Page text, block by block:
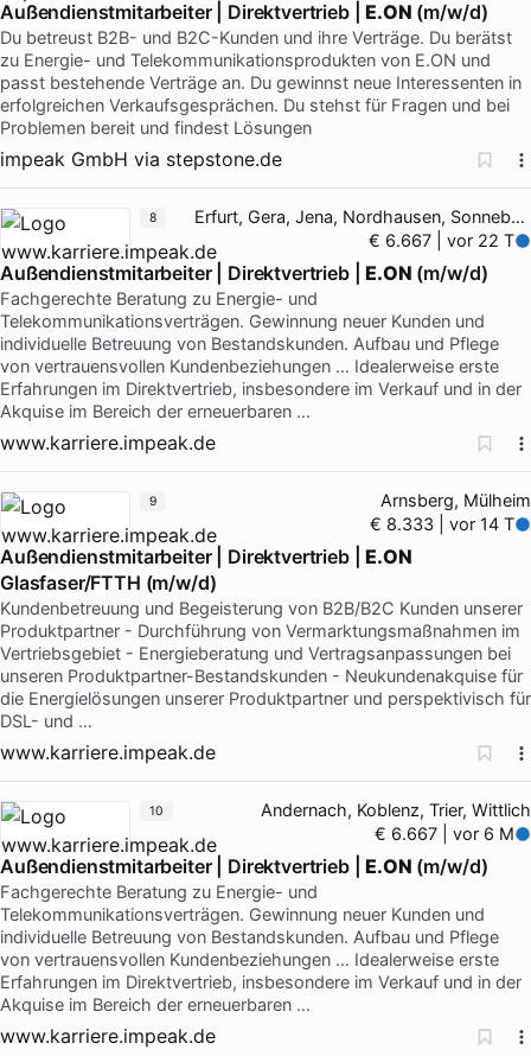
Außendienstmitarbeiter | Direktvertrieb |E.ON (m/w/d)
Du betreust B2B- und B2C-Kunden und ihre Verträge. Du berätst
zu Energie- und Telekommunikationsprodukten von E.ON und
passt bestehende Verträge an. Du gewinnst neue Interessenten in
erfolgreichen Verkaufsgesprächen. Du stehst für Fragen und bei
Problemen bereit und findest Lösungen
impeak GmbH via stepstone.de
Erfurt, Gera, Jena, Nordhausen, Sonneberg
€ 6.667 | vor 22 T
Außendienstmitarbeiter | Direktvertrieb |E.ON (m/w/d)
Fachgerechte Beratung zu Energie- und
Telekommunikationsverträgen. Gewinnung neuer Kunden und
individuelle Betreuung von Bestandskunden. Aufbau und Pflege
von vertrauensvollen Kundenbeziehungen … Idealerweise erste
Erfahrungen im Direktvertrieb, insbesondere im Verkauf und in der
Akquise im Bereich der erneuerbaren …
www.karriere.impeak.de
8
Arnsberg, Mülheim
€ 8.333 | vor 14 T
Außendienstmitarbeiter | Direktvertrieb |E.ON
Glasfaser/FTTH (m/w/d)
Kundenbetreuung und Begeisterung von B2B/B2C Kunden unserer
Produktpartner - Durchführung von Vermarktungsmaßnahmen im
Vertriebsgebiet - Energieberatung und Vertragsanpassungen bei
unseren Produktpartner-Bestandskunden - Neukundenakquise für
die Energielösungen unserer Produktpartner und perspektivisch für
DSL- und …
www.karriere.impeak.de
9
Andernach, Koblenz, Trier, Wittlich
€ 6.667 | vor 6 M
Außendienstmitarbeiter | Direktvertrieb |E.ON (m/w/d)
Fachgerechte Beratung zu Energie- und
Telekommunikationsverträgen. Gewinnung neuer Kunden und
individuelle Betreuung von Bestandskunden. Aufbau und Pflege
von vertrauensvollen Kundenbeziehungen … Idealerweise erste
Erfahrungen im Direktvertrieb, insbesondere im Verkauf und in der
Akquise im Bereich der erneuerbaren …
www.karriere.impeak.de
10